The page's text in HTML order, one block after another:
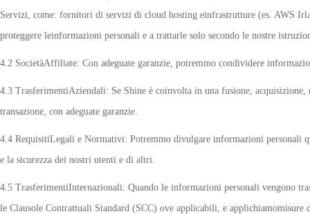
Servizi, come: fornitori di servizi di cloud hosting einfrastrutture (es. AWS
proteggere leinformazioni personali e a trattarle solo secondo le nostre
4.2 SocietàAffiliate: Con adeguate garanzie, potremmo condividere
4.3 TrasferimentiAziendali: Se Shine è coinvolta in una fusione,
transazione, con adeguate garanzie.
4.4 RequisitiLegali e Normativi: Potremmo divulgare informazioni personali
e la sicurezza dei nostri utenti e di altri.
4.5 TrasferimentiInternazionali: Quando le informazioni personali vengono
le Clausole Contrattuali Standard (SCC) ove applicabili, e